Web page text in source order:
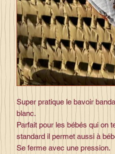
Super pratique le bavoir
blanc.
Parfait pour les bébés qui on
standard il permet aussi à
Se ferme avec une pression.